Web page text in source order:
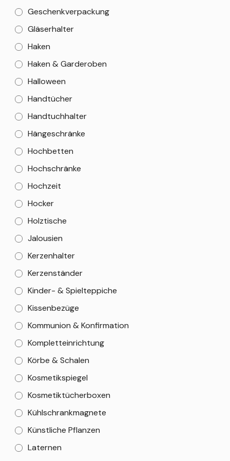
Geschenkverpackung
Gläserhalter
Haken
Haken & Garderoben
Halloween
Handtücher
Handtuchhalter
Hängeschränke
Hochbetten
Hochschränke
Hochzeit
Hocker
Holztische
Jalousien
Kerzenhalter
Kerzenständer
Kinder- & Spielteppiche
Kissenbezüge
Kommunion & Konfirmation
Kompletteinrichtung
Körbe & Schalen
Kosmetikspiegel
Kosmetiktücherboxen
Kühlschrankmagnete
Künstliche Pflanzen
Laternen